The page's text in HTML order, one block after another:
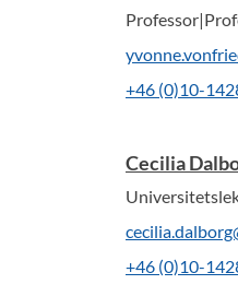
+46 (0)10-
Cecilia
+46 (0)10-